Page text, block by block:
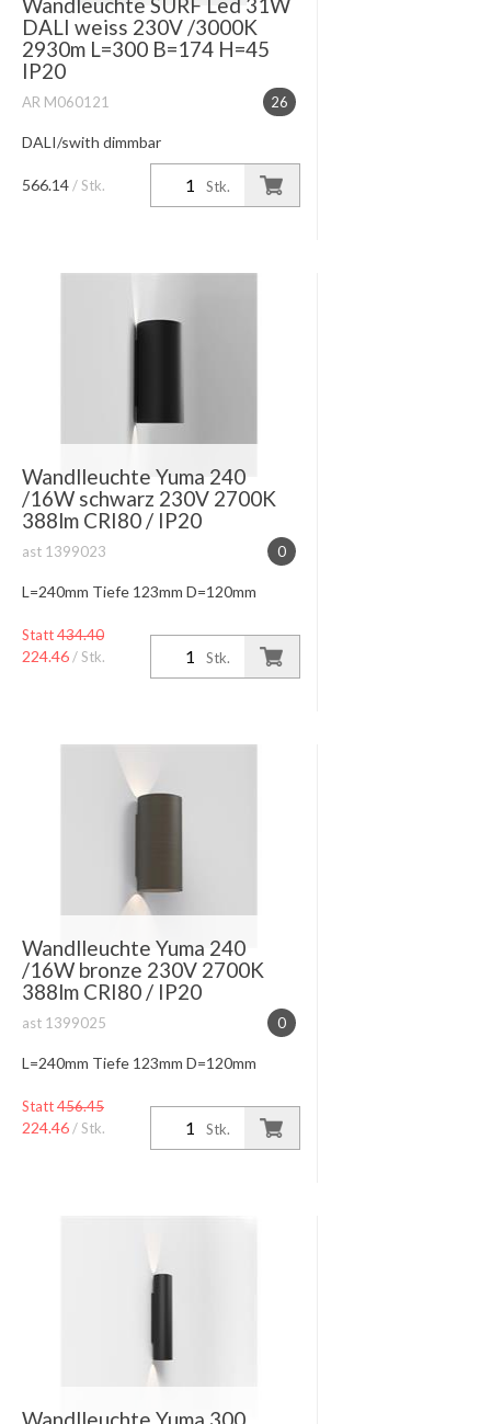
DALI weiss 230V /3000K
2930m L=300 B=174 H=45
IP20
26
AR M060121
DALI/swith dimmbar
Stk.
566.14 / Stk.
Wandlleuchte Yuma 240
/16W schwarz 230V 2700K
388lm CRI80 / IP20
0
ast 1399023
L=240mm Tiefe 123mm D=120mm
Stk.
Statt434.40
224.46 / Stk.
Wandlleuchte Yuma 240
/16W bronze 230V 2700K
388lm CRI80 / IP20
0
ast 1399025
L=240mm Tiefe 123mm D=120mm
Stk.
Statt456.45
224.46 / Stk.